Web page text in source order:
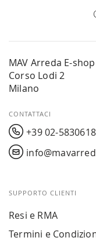
MAV Arreda E-shop
Corso Lodi 2
Milano
CONTATTACI
+39 02-
SUPPORTO CLIENTI
Resi e RMA
Termini e